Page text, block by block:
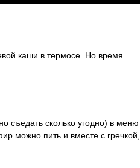
каши в термосе. Но время
съедать сколько угодно) в меню
можно пить и вместе с гречкой,